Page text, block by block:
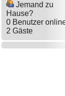
Jemand zu
Hause?
0 Benutzer
2 Gäste